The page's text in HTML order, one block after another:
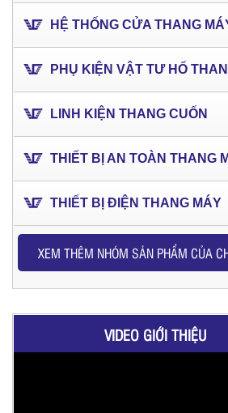
HỆ THỐNG CỬA THANG
PHỤ KIỆN VẬT TƯ HỐ
LINH KIỆN THANG CUỐN
THIẾT BỊ AN TOÀN THANG
THIẾT BỊ ĐIỆN THANG MÁY
XEM THÊM NHÓM SẢN PHẨM CỦA
VIDEO GIỚI THIỆU